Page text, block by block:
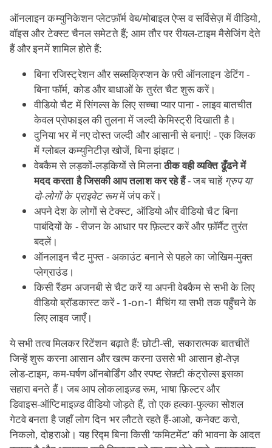
ऑनलाइन कम्युनिकेशन प्लेटफ़ॉर्म वेब/मोबाइल ऐप्स व सर्विसेज़ में वीडियो,
वॉइस और टेक्स्ट चैनल समेटते हैं; आम तौर पर रीयल‑टाइम मैसेजिंग देते
हैं और इनमें शामिल होते हैं:
बिना रजिस्ट्रेशन और सब्सक्रिप्शन के फ़्री ऑनलाइन डेटिंग -
बिना फॉर्म, कोड और बाधाओं के तुरंत चैट शुरू करें।
वीडियो चैट में सिंगल्स के लिए सच्चा प्यार पाना - लाइव बातचीत
केवल प्रोफाइल की तुलना में जल्दी केमिस्ट्री दिखाती है।
दुनिया भर में नए दोस्त जल्दी और आसानी से बनाएं! - एक क्लिक
में ग्लोबल कम्युनिटीज़ खोजें, बिना झंझट।
वेबकैम से लड़कों‑लड़कियों से मिलनाठीक वही व्यक्ति ढूँढने में
मदद करता है जिसकी आप तलाश कर रहे हैं- जब चाहें ग्रुप या
दो‑लोगों के प्राइवेट रूममें जंप करें।
अपने देश के लोगों से टेक्स्ट, ऑडियो और वीडियो चैट बिना
पाबंदियों के - रीजन के आधार पर फ़िल्टर करें और फ़ॉर्मैट तुरंत
बदलें।
ऑनलाइन चैट मुफ्त - अकाउंट बनाने से पहले का जोखिम‑मुक्त
प्लेग्राउंड।
किसी रैंडम अजनबी से चैट करें या अपनी वेबकैम से सभी के लिए
वीडियो ब्रॉडकास्ट करें - 1‑on‑1 मैचिंग या सभी तक पहुँचने के
लिए लाइव जाएँ।
ये सभी तत्व मिलकर रिटेंशन बढ़ाते हैं: छोटी‑सी, सकारात्मक बातचीतें
जिन्हें शुरू करना आसान और खत्म करना उससे भी आसान हो-तेज़
लोड‑टाइम, कम‑घर्षण ऑनबोर्डिंग और स्पष्ट सेफ़्टी कंट्रोल्स इसका
सहारा बनते हैं। जब आप लोकलाइज़्ड रूम, भाषा फ़िल्टर और
डिवाइस‑ऑप्टिमाइज़्ड वीडियो जोड़ते हैं, तो एक हल्का‑फुल्का सोशल
गेटवे बनता है जहाँ लोग दिन भर लौटते रहते हैं-आओ, कनेक्ट करो,
निकलो, दोहराओ। यह रिद्म बिना किसी ‘कमिटमेंट’ की भावना के आदत